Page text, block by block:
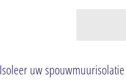
Isoleer uw